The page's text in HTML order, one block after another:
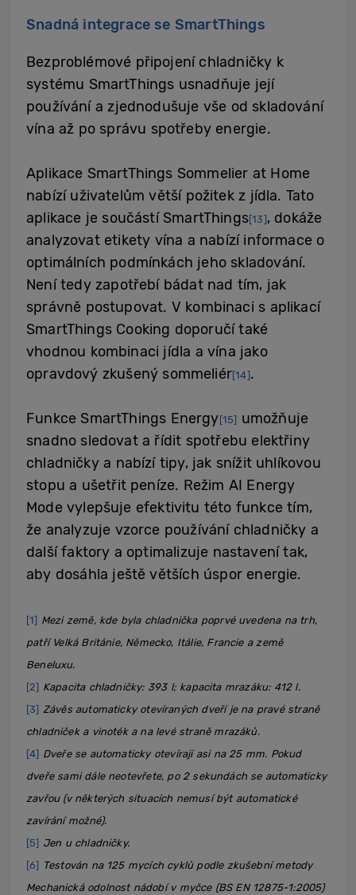
Snadná integrace se SmartThings
Bezproblémové připojení chladničky k
systému SmartThings usnadňuje její
používání a zjednodušuje vše od skladování
vína až po správu spotřeby energie.
Aplikace SmartThings Sommelier at Home
nabízí uživatelům větší požitek z jídla. Tato
aplikace je součástí SmartThings[13], dokáže
analyzovat etikety vína a nabízí informace o
optimálních podmínkách jeho skladování.
Není tedy zapotřebí bádat nad tím, jak
správně postupovat. V kombinaci s aplikací
SmartThings Cooking doporučí také
vhodnou kombinaci jídla a vína jako
opravdový zkušený sommeliér[14].
Funkce SmartThings Energy [15] umožňuje
snadno sledovat a řídit spotřebu elektřiny
chladničky a nabízí tipy, jak snížit uhlíkovou
stopu a ušetřit peníze. Režim AI Energy
Mode vylepšuje efektivitu této funkce tím,
že analyzuje vzorce používání chladničky a
další faktory a optimalizuje nastavení tak,
aby dosáhla ještě větších úspor energie.
[1] Mezi země, kde byla chladnička poprvé uvedena na trh,
patří Velká Británie, Německo, Itálie, Francie a země
Beneluxu.
[2] Kapacita chladničky: 393 l; kapacita mrazáku: 412 l.
[3] Závěs automaticky otevíraných dveří je na pravé straně
chladniček a vinoték a na levé straně mrazáků.
[4] Dveře se automaticky otevírají asi na 25 mm. Pokud
dveře sami dále neotevřete, po 2 sekundách se automaticky
zavřou (v některých situacích nemusí být automatické
zavírání možné).
[5] Jen u chladničky.
[6] Testován na 125 mycích cyklů podle zkušební metody
Mechanická odolnost nádobí v myčce (BS EN 12875-1:2005)